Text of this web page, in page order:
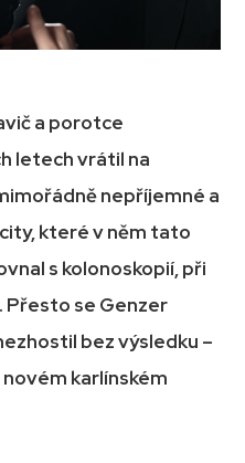
a porotce
letech vrátil na
nepříjemné a
které v něm tato
s kolonoskopií, při
Přesto se Genzer
bez výsledku –
karlínském